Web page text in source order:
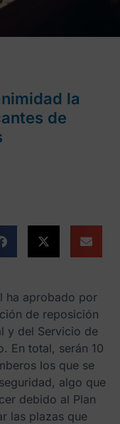
la
de
ha aprobado por
de reposición
y del Servicio de
En total, serán 10
los que se
algo que
debido al Plan
las plazas que